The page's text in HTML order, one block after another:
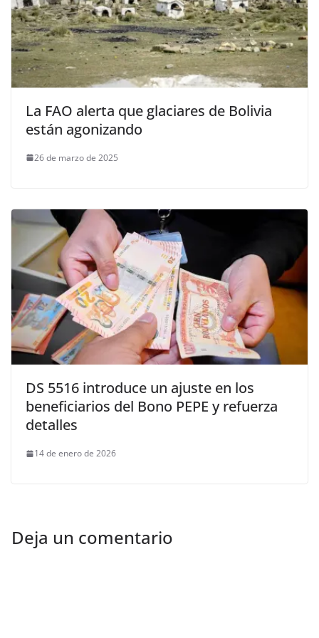
La FAO alerta que glaciares de Bolivia
están agonizando
26 de marzo de 2025
DS 5516 introduce un ajuste en los
beneficiarios del Bono PEPE y refuerza
detalles
14 de enero de 2026
Deja un comentario